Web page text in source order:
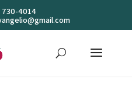
730-4014